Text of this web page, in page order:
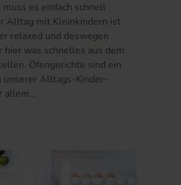
muss es einfach schnell
Alltag mit Kleinkindern ist
relaxed und deswegen
was schnelles aus dem
Ofengerichte sind ein
unserer Alltags-Kinder-
allem…